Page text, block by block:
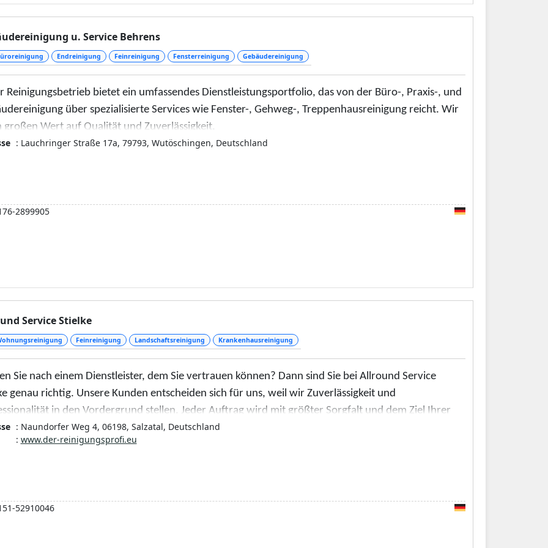
handwerkliche Leistungen an. Dazu zählen unter anderem Fenstermontagen und Türmontagen.
u. Service Behrens
Endreinigung Feinreinigung Fensterreinigung Gebäudereinigung
Reinigungsbetrieb bietet ein umfassendes Dienstleistungsportfolio, das von der Büro-, Praxis-, und
über spezialisierte Services wie Fenster-, Gehweg-, Treppenhausreinigung reicht. Wir
großen Wert auf Qualität und Zuverlässigkeit.
: Lauchringer Straße 17a, 79793, Wutöschingen, Deutschland
2899905
Service Stielke
Feinreinigung Landschaftsreinigung Krankenhausreinigung
Sie nach einem Dienstleister, dem Sie vertrauen können? Dann sind Sie bei Allround Service
genau richtig. Unsere Kunden entscheiden sich für uns, weil wir Zuverlässigkeit und
in den Vordergrund stellen. Jeder Auftrag wird mit größter Sorgfalt und dem Ziel Ihrer
Zufriedenheit ausgeführt. Wir arbeiten transparent und lösungsorientiert, um
dass das Ergebnis genau Ihren Vorstellungen entspricht. Bei uns ist Ihr Projekt in den
: Naundorfer Weg 4, 06198, Salzatal, Deutschland
: www.der-reinigungsprofi.eu
52910046